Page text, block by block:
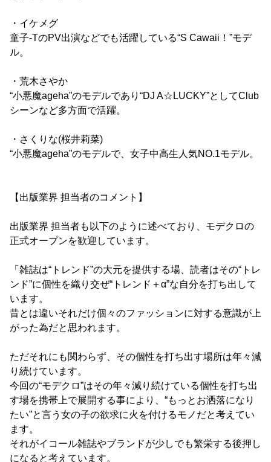
・イケメグ
童子-TのPV出演などでも活躍している“S Cawaii！”モデ
ル。
・荒木さやか
“小悪魔ageha”のモデルであり“DJ A☆LUCKY”としてClub
シーンなど多方面で活躍。
・さくりな(桜井莉菜)
“小悪魔ageha”のモデルで、女子中高生人気NO.1モデル。
【出版業界 担当者のコメント】
出版業界 担当者も以下のように述べており、モデクロの
正式オープンを歓迎しています。
「雑誌は“トレンド”の大元を提供する場、読者はその“トレ
ンド”に個性を織り交ぜ“トレンド＋α”な自分を打ち出して
います。
昔とは違いそれだけ個々のファッションに対する意識が上
がった為だと思われます。
ただそれにも関わらず、その個性を打ち出す場所は年々減
り続けています。
今回の“モデクロ”はその年々減り続けている個性を打ち出
す場を携帯上で展開する事により、“もっとお洒落になり
たい”と言う女の子の欲求に火を付けるモノだと考えてい
ます。
それがイコール雑誌やブランドが少しでも繁栄する後押し
になると考えています。